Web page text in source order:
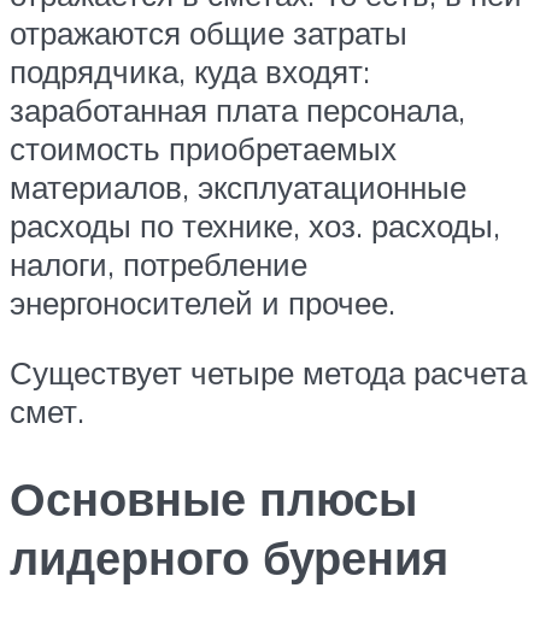
отражаются общие затраты
подрядчика, куда входят:
заработанная плата персонала,
стоимость приобретаемых
материалов, эксплуатационные
расходы по технике, хоз. расходы,
налоги, потребление
энергоносителей и прочее.
Существует четыре метода расчета
смет.
Основные плюсы
лидерного бурения